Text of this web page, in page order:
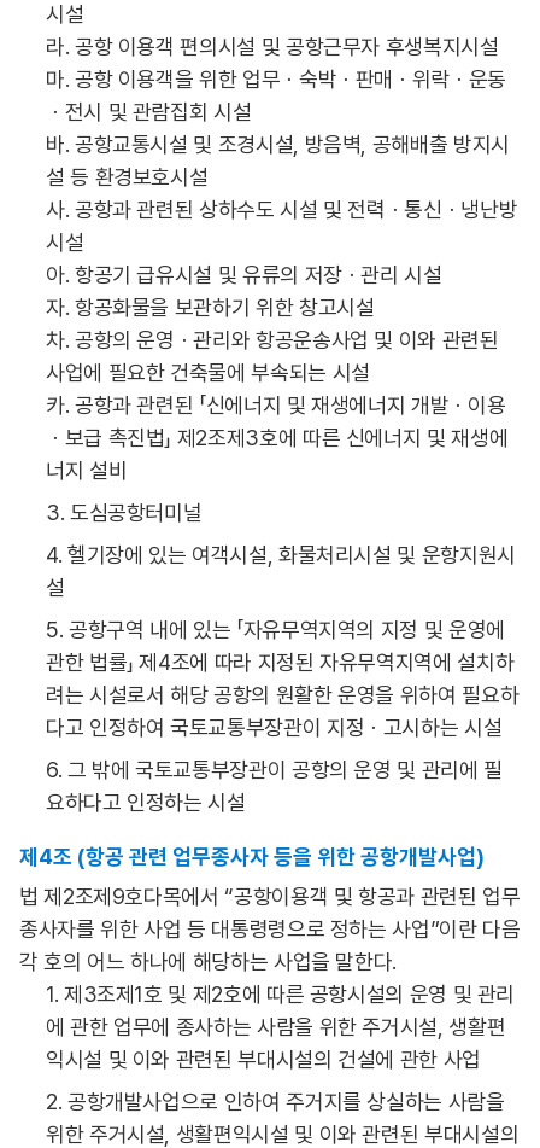
시설
라. 공항 이용객 편의시설 및 공항근무자 후생복지시설
마. 공항 이용객을 위한 업무ㆍ숙박ㆍ판매ㆍ위락ㆍ운동
ㆍ전시 및 관람집회 시설
바. 공항교통시설 및 조경시설, 방음벽, 공해배출 방지시
설 등 환경보호시설
사. 공항과 관련된 상하수도 시설 및 전력ㆍ통신ㆍ냉난방
시설
아. 항공기 급유시설 및 유류의 저장ㆍ관리 시설
자. 항공화물을 보관하기 위한 창고시설
차. 공항의 운영ㆍ관리와 항공운송사업 및 이와 관련된
사업에 필요한 건축물에 부속되는 시설
카. 공항과 관련된 「신에너지 및 재생에너지 개발ㆍ이용
ㆍ보급 촉진법」 제2조제3호에 따른 신에너지 및 재생에
너지 설비
3. 도심공항터미널
4. 헬기장에 있는 여객시설, 화물처리시설 및 운항지원시
설
5. 공항구역 내에 있는 「자유무역지역의 지정 및 운영에
관한 법률」 제4조에 따라 지정된 자유무역지역에 설치하
려는 시설로서 해당 공항의 원활한 운영을 위하여 필요하
다고 인정하여 국토교통부장관이 지정ㆍ고시하는 시설
6. 그 밖에 국토교통부장관이 공항의 운영 및 관리에 필
요하다고 인정하는 시설
제4조 (항공 관련 업무종사자 등을 위한 공항개발사업)
법 제2조제9호다목에서 “공항이용객 및 항공과 관련된 업무
종사자를 위한 사업 등 대통령령으로 정하는 사업”이란 다음
각 호의 어느 하나에 해당하는 사업을 말한다.
1. 제3조제1호 및 제2호에 따른 공항시설의 운영 및 관리
에 관한 업무에 종사하는 사람을 위한 주거시설, 생활편
익시설 및 이와 관련된 부대시설의 건설에 관한 사업
2. 공항개발사업으로 인하여 주거지를 상실하는 사람을
위한 주거시설, 생활편익시설 및 이와 관련된 부대시설의